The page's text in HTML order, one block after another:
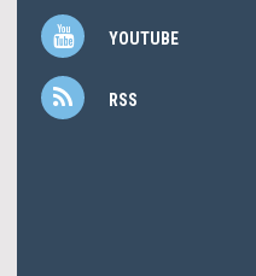
YOUTUBE
RSS